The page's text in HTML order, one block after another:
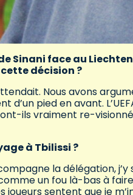
Sinani face au
décision ?
Nous avons
d’un pied en avant.
ils vraiment re-
à Tbilissi ?
la délégation, j’y
un fou là-bas à
joueurs sentent que je